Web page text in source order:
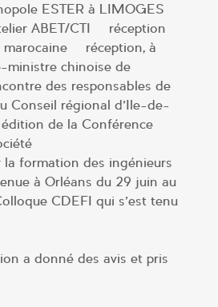
ESTER à LIMOGES –
ABET/CTI – réception
marocaine – réception, à
ministre chinoise de
des responsables de
Conseil régional d’Ile-de-
de la Conférence
la formation des ingénieurs
à Orléans du 29 juin au
CDEFI qui s’est tenu
a donné des avis et pris